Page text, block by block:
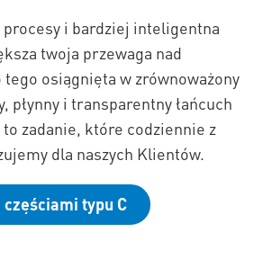
i bardziej inteligentna
twoja przewaga nad
osiągnięta w zrównoważony
płynny i transparentny łańcuch
to zadanie, które codziennie z
dla naszych Klientów.
typu C